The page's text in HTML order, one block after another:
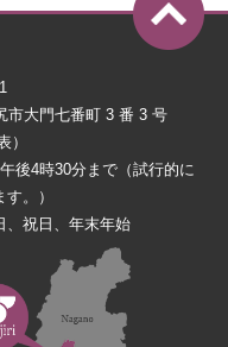
大門七番町 3 番 3 号
）
後4時30分まで（試行的に
。）
、祝日、年末年始